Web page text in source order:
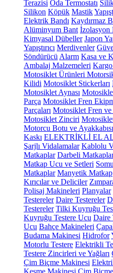
Terazisi Oda Termostatı
Silikon Köpük Mastik
Elektrik Bandı Kaydırmaz
Alüminyum Bant İzolasyon
Kimyasal Dübeller Japon
Yapıştırıcı Merdivenler
Söndürücü Alarm Kasa ve
Ambalaj Malzemeleri
Motosiklet Ürünleri
Kilidi Motosiklet Stickerları
Motosiklet Aynası
Parça Motosiklet Fren
Parçaları Motosiklet Fren
Motosiklet Zinciri
Motorcu Botu ve Ayakkabısı
Kaskı ELEKTRİKLİ EL
Şarjlı Vidalamalar Kablolu
Matkaplar Darbeli
Matkap Ucu ve Setleri
Matkaplar Manyetik Matkap
Kırıcılar ve Deliciler
Polisaj Makineleri Planyalar
Testereler Daire Testereler
Testereler Tilki Kuyruğu
Kuyruğu Testere Ucu Daire
Ucu Bahçe Makineleri
Budama Makinesi Hidrofor
Motorlu Testere Elektrikli
Testere Zincirleri ve Yağları
Çim Biçme Makinesi
Kesme Makinesi Çim